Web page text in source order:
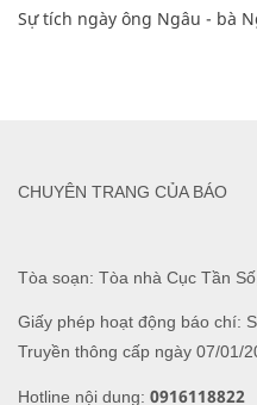
Sự tích ngày ông Ngâu - bà
Tòa soạn: Tòa nhà Cục Tần
Giấy phép hoạt động báo chí:
Truyền thông cấp ngày 07/01/
Hotline nội dung: 0916118822
CHUYÊN TRANG CỦA BÁO